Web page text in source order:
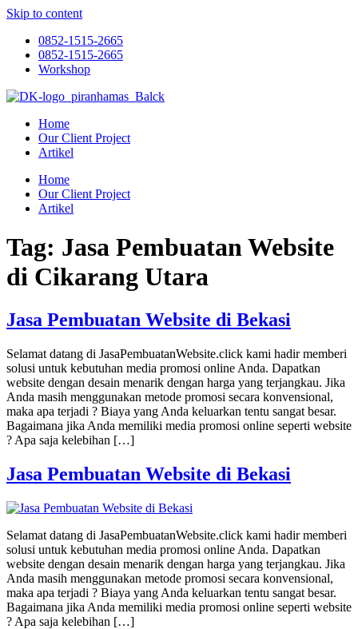
Skip to content
0852-1515-2665
0852-1515-2665
Workshop
Home
Our Client Project
Artikel
Home
Our Client Project
Artikel
Tag: Jasa Pembuatan Website
di Cikarang Utara
Jasa Pembuatan Website di Bekasi
Selamat datang di JasaPembuatanWebsite.click kami hadir memberi
solusi untuk kebutuhan media promosi online Anda. Dapatkan
website dengan desain menarik dengan harga yang terjangkau. Jika
Anda masih menggunakan metode promosi secara konvensional,
maka apa terjadi ? Biaya yang Anda keluarkan tentu sangat besar.
Bagaimana jika Anda memiliki media promosi online seperti website
? Apa saja kelebihan […]
Jasa Pembuatan Website di Bekasi
Selamat datang di JasaPembuatanWebsite.click kami hadir memberi
solusi untuk kebutuhan media promosi online Anda. Dapatkan
website dengan desain menarik dengan harga yang terjangkau. Jika
Anda masih menggunakan metode promosi secara konvensional,
maka apa terjadi ? Biaya yang Anda keluarkan tentu sangat besar.
Bagaimana jika Anda memiliki media promosi online seperti website
? Apa saja kelebihan […]